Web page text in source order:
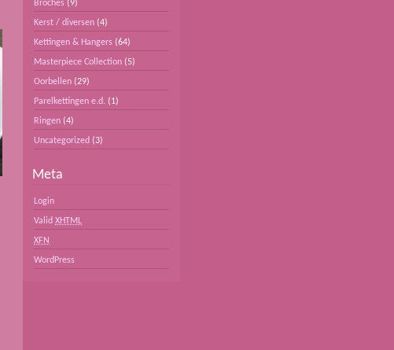
Broches (9)
Kerst / diversen (4)
Kettingen & Hangers (64)
Masterpiece Collection (5)
Oorbellen (29)
Parelkettingen e.d. (1)
Ringen (4)
Uncategorized (3)
Meta
Login
Valid XHTML
XFN
WordPress